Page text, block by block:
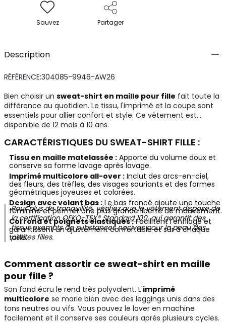
Sauvez Partager
Description
RÉFÉRENCE:304085-9946-AW26
Bien choisir un sweat-shirt en maille pour fille fait toute la
différence au quotidien. Le tissu, l'imprimé et la coupe sont
essentiels pour allier confort et style. Ce vêtement est
disponible de 12 mois à 10 ans.
CARACTÉRISTIQUES DU SWEAT-SHIRT FILLE :
Tissu en maille matelassée :Apporte du volume doux et
conserve sa forme lavage après lavage.
Imprimé multicolore all-over :Inclut des arcs-en-ciel,
des fleurs, des trèfles, des visages souriants et des formes
géométriques joyeuses et colorées.
Design avec volant bas :Le bas froncé ajoute une touche
féminine et permet une plus grande liberté de mouvement.
Col rond et poignets élastiques :Facilitent l'enfilage et
garantissent un ajustement confortable et sûr à chaque
taille.
Pour plus de tranquillité, vérifiez que le vêtement dispose de
la certificationOEKO-TEX® Standard 100, qui garantit des
tissus exempts de substances nocives pour la peau des
petites filles.
Comment assortir ce sweat-shirt en maille
pour fille ?
Son fond écru le rend très polyvalent. L'imprimé
multicolore se marie bien avec des leggings unis dans des
tons neutres ou vifs. Vous pouvez le laver en machine
facilement et il conserve ses couleurs après plusieurs cycles.